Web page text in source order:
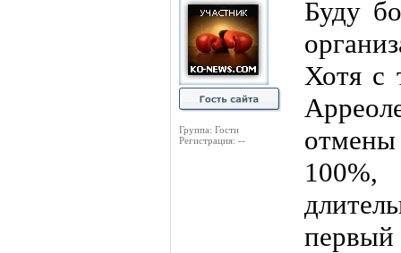
Группа: Гости
Регистрация: --
Буду
Хотя с
первый